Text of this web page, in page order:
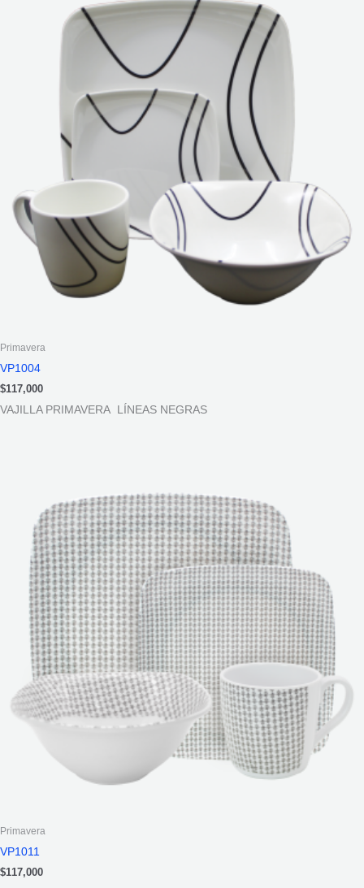
Primavera
VP1004
$117,000
VAJILLA PRIMAVERA LÍNEAS NEGRAS
Primavera
VP1011
$117,000